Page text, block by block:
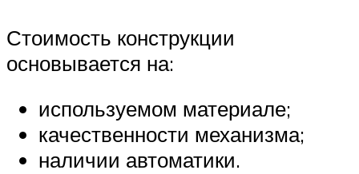
Стоимость конструкции
основывается на:
используемом материале;
качественности механизма;
наличии автоматики.